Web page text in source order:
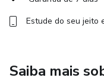
Estude do seu jeito
Saiba mais